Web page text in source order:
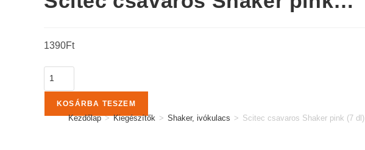
1390Ft
KOSÁRBA TESZEM
Kezdőlap > Kiegészítők > Shaker, ivókulacs > Scitec csavaros Shaker pink (7 dl)